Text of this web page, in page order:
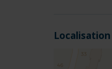
Localisation